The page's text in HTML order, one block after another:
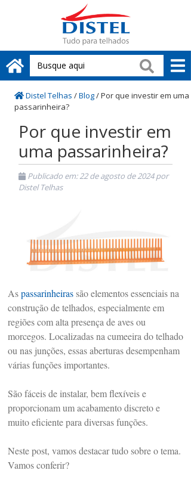
Distel Telhas /Blog/Por que investir em uma
passarinheira?
Por que investir em
uma passarinheira?
Publicado em:22 de agosto de 2024 por
Distel Telhas
Aspassarinheirassão elementos essenciais na
construção de telhados, especialmente em
regiões com alta presença de aves ou
morcegos. Localizadas na cumeeira do telhado
ou nas junções, essas aberturas desempenham
várias funções importantes.
São fáceis de instalar, bem flexíveis e
proporcionam um acabamento discreto e
muito eficiente para diversas funções.
Neste post, vamos destacar tudo sobre o tema.
Vamos conferir?